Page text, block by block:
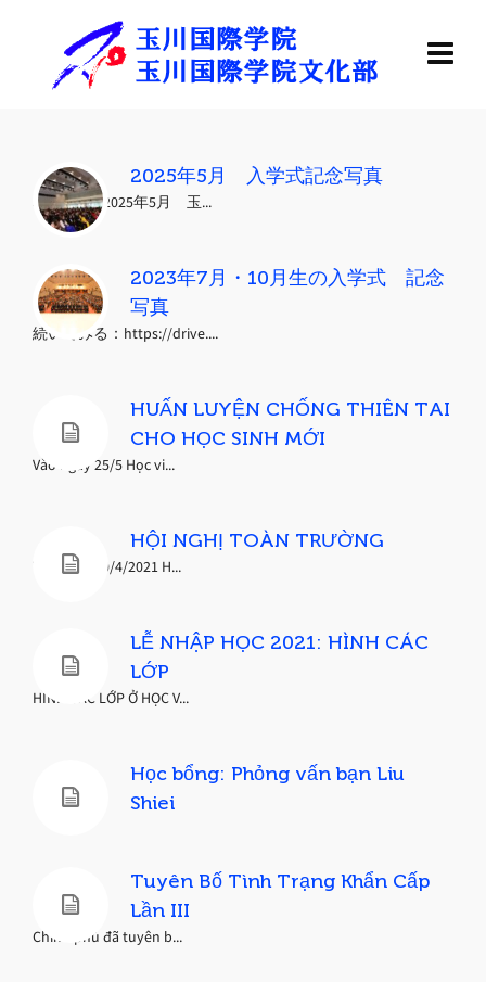
2025年5月 入学式記念写真
See more : 2025年5月 玉...
2023年7月・10月生の入学式 記念
写真
続いてみる：https://drive....
HUẤN LUYỆN CHỐNG THIÊN TAI
CHO HỌC SINH MỚI
Vào ngày 25/5 Học vi...
HỘI NGHỊ TOÀN TRƯỜNG
Vào ngày 30/4/2021 H...
LỄ NHẬP HỌC 2021: HÌNH CÁC
LỚP
HÌNH CÁC LỚP Ở HỌC V...
Học bổng: Phỏng vấn bạn Liu
Shiei
Tuyên Bố Tình Trạng Khẩn Cấp
Lần III
Chính phủ đã tuyên b...